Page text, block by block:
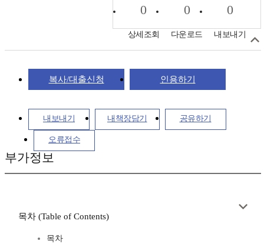
0
상세조회
0
다운로드
0
내보내기
복사/대출신청 인용하기
내보내기 내책장담기 공유하기
오류접수
부가정보
목차 (Table of Contents)
목차